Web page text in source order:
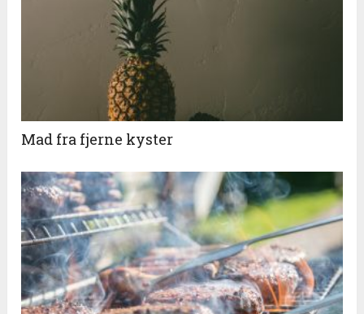
Mad fra fjerne kyster